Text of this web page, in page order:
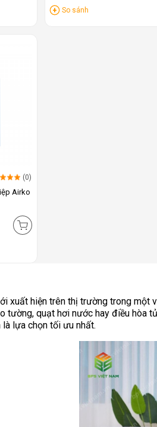
So sánh
(0)
Airko
xuất hiện trên thị trường trong một
tường, quạt hơi nước hay điều hòa
lựa chọn tối ưu nhất.